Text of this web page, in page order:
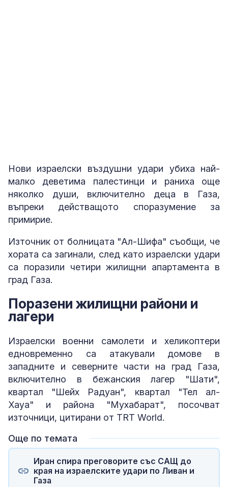
Нови израелски въздушни удари убиха най-
малко деветима палестинци и раниха още
няколко души, включително деца в Газа,
въпреки действащото споразумение за
примирие.
Източник от болницата "Ал-Шифа" съобщи, че
хората са загинали, след като израелски удари
са поразили четири жилищни апартамента в
град Газа.
Поразени жилищни райони и
лагери
Израелски военни самолети и хеликоптери
едновременно са атакували домове в
западните и северните части на град Газа,
включително в бежанския лагер "Шати",
квартал "Шейх Радуан", квартал "Тел ал-
Хауа" и района "Мухабарат", посочват
източници, цитирани от TRT World.
Още по темата
Иран спира преговорите със САЩ до
края на израелските удари по Ливан и
Газа